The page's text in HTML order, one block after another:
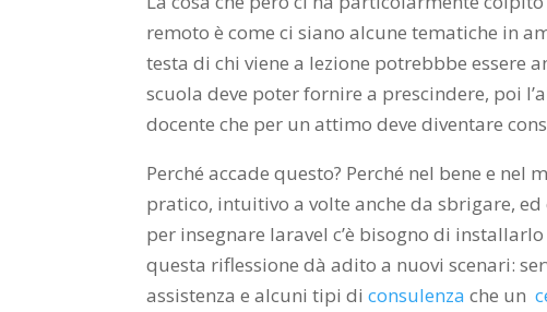
remoto è come ci siano alcune tematiche in
testa di chi viene a lezione potrebbbe essere
scuola deve poter fornire a prescindere, poi
docente che per un attimo deve diventare
Perché accade questo? Perché nel bene e
pratico, intuitivo a volte anche da sbrigare,
per insegnare laravel c’è bisogno di
questa riflessione dà adito a nuovi scenari:
assistenza e alcuni tipi diconsulenzache un